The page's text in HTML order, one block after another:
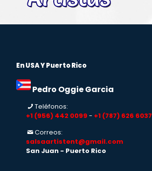
En USA Y Puerto Rico
Pedro Oggie Garcia
Teléfonos:
+1 (956) 442 0099 - +1 (787) 626 6037
Correos:
salsaartistent@gmail.com
San Juan - Puerto Rico